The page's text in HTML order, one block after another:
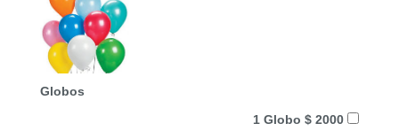
Globos
1 Globo $ 2000